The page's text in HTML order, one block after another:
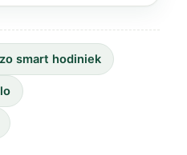
smart hodiniek